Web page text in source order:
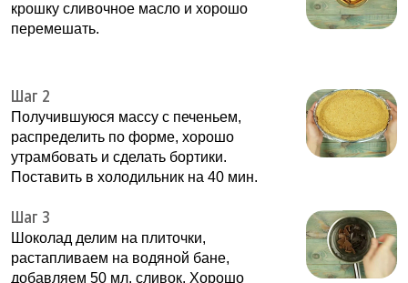
крошку сливочное масло и хорошо
перемешать.
Шаг 2
Получившуюся массу с печеньем,
распределить по форме, хорошо
утрамбовать и сделать бортики.
Поставить в холодильник на 40 мин.
Шаг 3
Шоколад делим на плиточки,
растапливаем на водяной бане,
добавляем 50 мл. сливок. Хорошо